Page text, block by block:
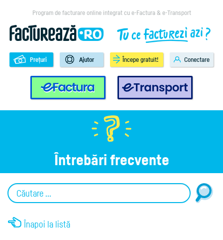
Program de facturare online integrat cu e-Factura & e-Transport
e-Factura e-Transport
Prețuri Ajutor Începe gratuit! Conectare
Întrebări frecvente
Înapoi la listă